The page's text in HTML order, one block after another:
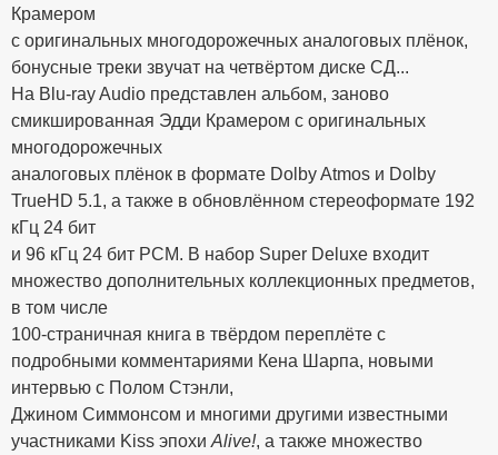
Крамером
с оригинальных многодорожечных аналоговых плёнок,
бонусные треки звучат на четвёртом диске СД...
На Blu-ray Audio представлен альбом, заново
смикшированная Эдди Крамером с оригинальных
многодорожечных
аналоговых плёнок в формате Dolby Atmos и Dolby
TrueHD 5.1, а также в обновлённом стереоформате 192
кГц 24 бит
и 96 кГц 24 бит PCM. В набор Super Deluxe входит
множество дополнительных коллекционных предметов,
в том числе
100-страничная книга в твёрдом переплёте с
подробными комментариями Кена Шарпа, новыми
интервью с Полом Стэнли,
Джином Симмонсом и многими другими известными
участниками Kiss эпохи Alive!, а также множество